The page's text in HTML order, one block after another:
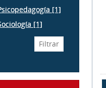
[1]
[1]